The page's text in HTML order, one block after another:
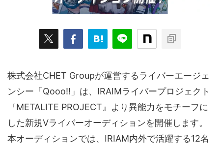
アウトドア アニメ アプリ
キャンペーン クラウドファンディング
ソーシャルVR デジモノ バーチャルYouTuber
パノラマ ボカロ メタバース レポート
株式会社CHET Groupが運営するライバーエージェ
ンシー「Qooo!!」は、IRAIMライバープロジェクト
『METALITE PROJECT』より異能力をモチーフに
した新規Vライバーオーディションを開催します。
本オーディションでは、IRIAM内外で活躍する12名